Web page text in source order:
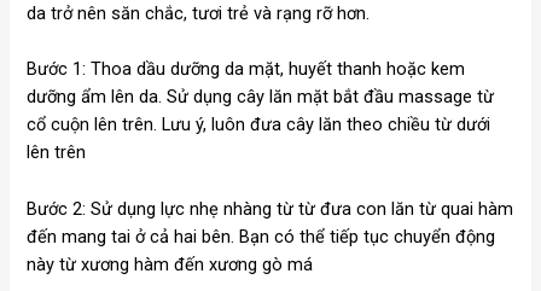
da trở nên săn chắc, tươi trẻ và rạng rỡ hơn.
Bước 1: Thoa dầu dưỡng da mặt, huyết thanh hoặc kem
dưỡng ẩm lên da. Sử dụng cây lăn mặt bắt đầu massage từ
cổ cuộn lên trên. Lưu ý, luôn đưa cây lăn theo chiều từ dưới
lên trên
Bước 2: Sử dụng lực nhẹ nhàng từ từ đưa con lăn từ quai hàm
đến mang tai ở cả hai bên. Bạn có thể tiếp tục chuyển động
này từ xương hàm đến xương gò má